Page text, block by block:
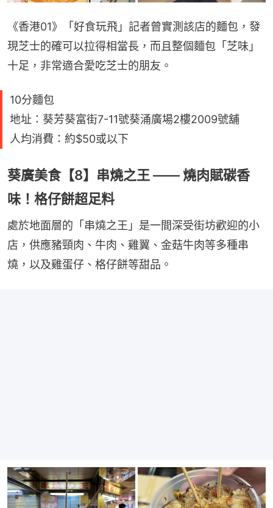
《香港01》「好食玩飛」記者曾實測該店的麵包，發
現芝士的確可以拉得相當長，而且整個麵包「芝味」
十足，非常適合愛吃芝士的朋友。
10分麵包
地址：葵芳葵富街7-11號葵涌廣場2樓2009號舖
人均消費：約$50或以下
葵廣美食【8】串燒之王 —— 燒肉賦碳香
味！格仔餅超足料
處於地面層的「串燒之王」是一間深受街坊歡迎的小
店，供應豬頸肉、牛肉、雞翼、金菇牛肉等多種串
燒，以及雞蛋仔、格仔餅等甜品。